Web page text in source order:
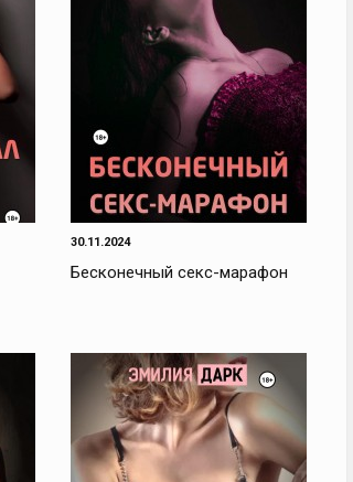
30.11.2024
Бесконечный секс-марафон